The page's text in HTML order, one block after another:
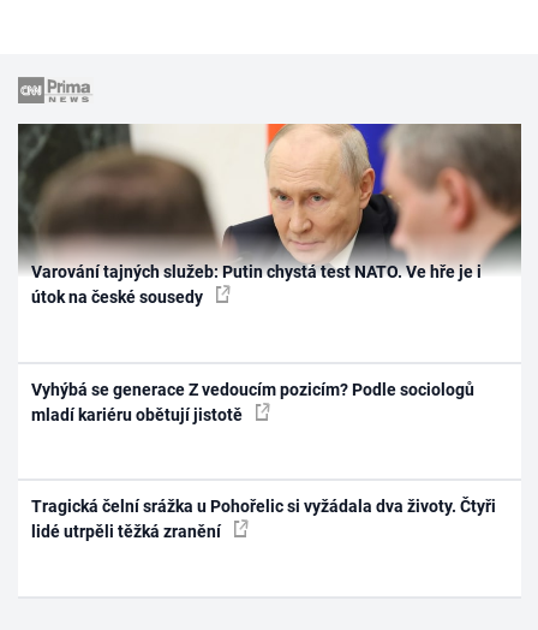
Varování tajných služeb: Putin chystá test NATO. Ve hře je i
útok na české sousedy
Vyhýbá se generace Z vedoucím pozicím? Podle sociologů
mladí kariéru obětují jistotě
Tragická čelní srážka u Pohořelic si vyžádala dva životy. Čtyři
lidé utrpěli těžká zranění